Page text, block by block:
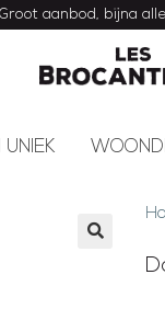
Groot aanbod, bijna